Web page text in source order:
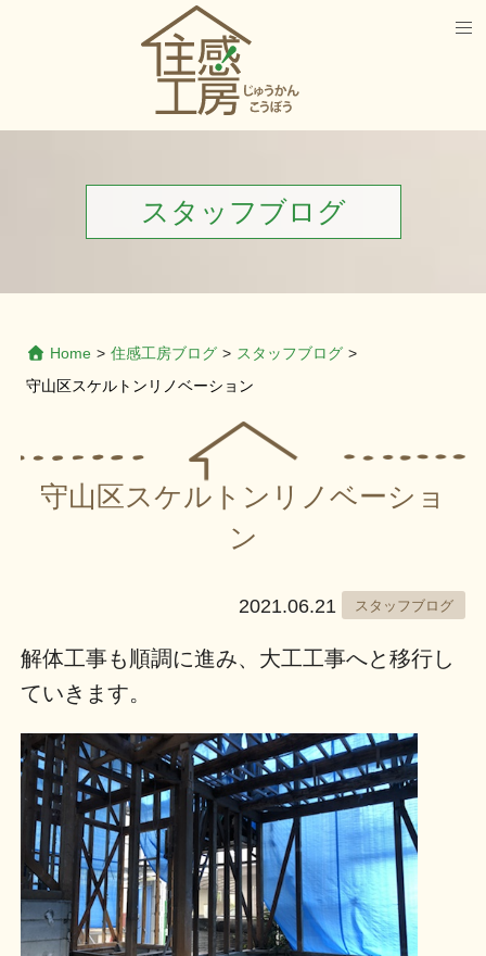
スタッフブログ
Home > 住感工房ブログ > スタッフブログ >
守山区スケルトンリノベーション
守山区スケルトンリノベーショ
ン
2021.06.21 スタッフブログ
解体工事も順調に進み、大工工事へと移行し
ていきます。